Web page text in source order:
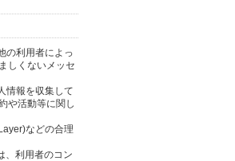
の利用者によっ
しくないメッセ
情報を収集して
や活動等に関し
などの合理
、利用者のコン